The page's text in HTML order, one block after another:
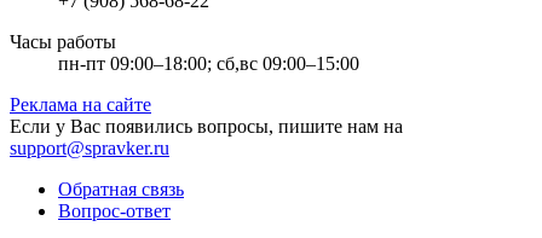
Часы работы
пн-пт 09:00–18:00; сб,вс 09:00–15:00
Реклама на сайте
Если у Вас появились вопросы, пишите нам на
support@spravker.ru
Обратная связь
Вопрос-ответ